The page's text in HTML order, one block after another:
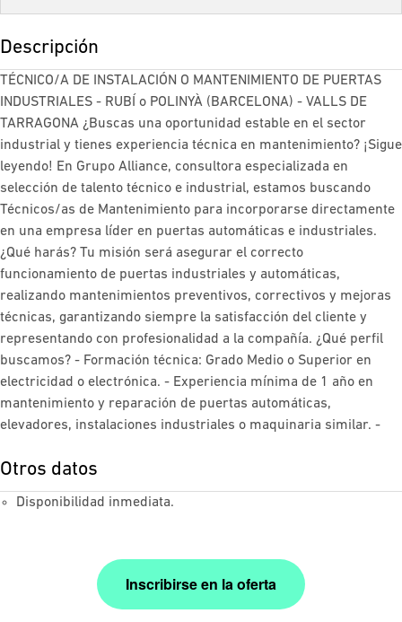
Descripción
TÉCNICO/A DE INSTALACIÓN O MANTENIMIENTO DE PUERTAS
INDUSTRIALES - RUBÍ o POLINYÀ (BARCELONA) - VALLS DE
TARRAGONA ¿Buscas una oportunidad estable en el sector
industrial y tienes experiencia técnica en mantenimiento? ¡Sigue
leyendo! En Grupo Alliance, consultora especializada en
selección de talento técnico e industrial, estamos buscando
Técnicos/as de Mantenimiento para incorporarse directamente
en una empresa líder en puertas automáticas e industriales.
¿Qué harás? Tu misión será asegurar el correcto
funcionamiento de puertas industriales y automáticas,
realizando mantenimientos preventivos, correctivos y mejoras
técnicas, garantizando siempre la satisfacción del cliente y
representando con profesionalidad a la compañía. ¿Qué perfil
buscamos? - Formación técnica: Grado Medio o Superior en
electricidad o electrónica. - Experiencia mínima de 1 año en
mantenimiento y reparación de puertas automáticas,
elevadores, instalaciones industriales o maquinaria similar. -
Otros datos
Disponibilidad inmediata.
Inscribirse en la oferta